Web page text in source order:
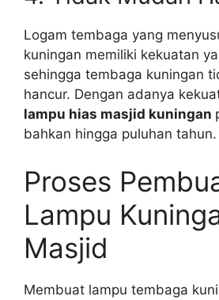
Logam tembaga yang
kuningan memiliki kekuatan
sehingga tembaga kuningan
hancur. Dengan adanya
lampu hias masjid kuningan
bahkan hingga puluhan tahun.
Proses
Lampu
Masjid
Membuat lampu tembaga